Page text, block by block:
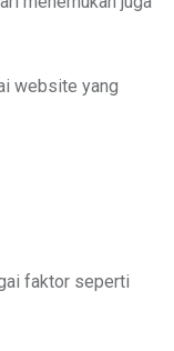
website yang
faktor seperti